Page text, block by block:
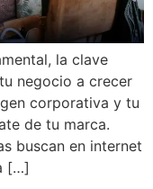
la clave
negocio a crecer
corporativa y tu
de tu marca.
buscan en internet
[…]